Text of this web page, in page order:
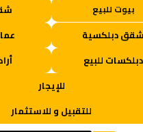
بيوت للبيع
شقق دبلكسية
دبلكسات للبيع
للإيجار
للتقبيل و للاستثمار